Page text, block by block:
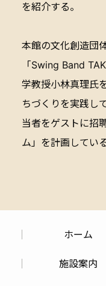
を紹介する。
本館の文化創造団
「Swing Band
学教授小林真理氏
ちづくりを実践し
当者をゲストに招
ム」を計画している
ホーム
施設案内